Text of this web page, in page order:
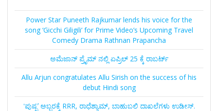
Power Star Puneeth Rajkumar lends his voice for the
song ‘Gicchi Giligili’ for Prime Video’s Upcoming Travel
Comedy Drama Rathnan Prapancha
ಅಮೆಜಾನ್‌ ಪ್ರೈಮ್‌ ನಲ್ಲಿ ಏಪ್ರಿಲ್‌ 25 ಕ್ಕೆ ರಾಬರ್ಟ್‌
Allu Arjun congratulates Allu Sirish on the success of his
debut Hindi song
ʻಪುಷ್ಪʼ ಅಬ್ಬರಕ್ಕೆ RRR, ರಾಧೆಶ್ಯಾಮ್, ಬಾಹುಬಲಿ ದಾಖಲೆಗಳು ಉಡೀಸ್.